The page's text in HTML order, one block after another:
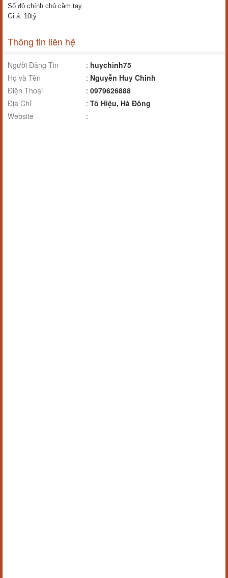
Sổ đỏ chính chủ cầm tay
Gi.á: 10tỷ
Thông tin liên hệ
Người Đăng Tin : huychinh75
Họ và Tên
: Nguyễn Huy Chinh
Điện Thoại
: 0979626888
Địa Chỉ
: Tô Hiệu, Hà Đông
Website
: